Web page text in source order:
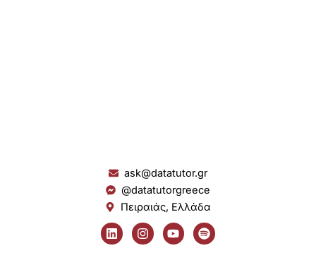
ask@datatutor.gr
@datatutorgreece
Πειραιάς, Ελλάδα
L
i
n
I
n
s
Y
o
u
S
p
o